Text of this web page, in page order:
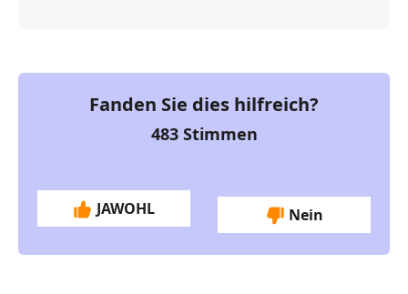
Fanden Sie dies hilfreich?
483Stimmen
JAWOHL Nein